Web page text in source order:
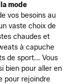
mode
vos besoins au
vaste choix de
chaudes et
à capuche
de sport... Vous
bien pour aller en
pour rejoindre